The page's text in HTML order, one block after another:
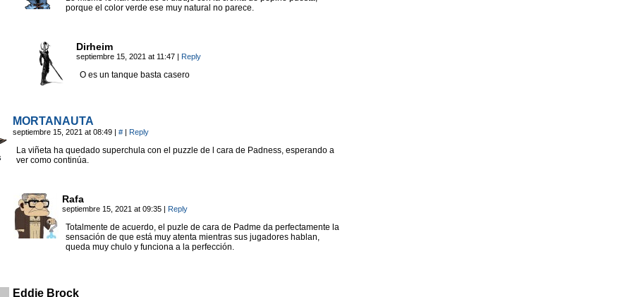
porque el color verde ese muy natural no parece.
Dirheim
septiembre 15, 2021 at 11:47 | Reply
O es un tanque basta casero
MORTANAUTA
septiembre 15, 2021 at 08:49 | # | Reply
La viñeta ha quedado superchula con el puzzle de l cara de Padness, esperando a
ver como continúa.
Rafa
septiembre 15, 2021 at 09:35 | Reply
Totalmente de acuerdo, el puzle de cara de Padme da perfectamente la
sensación de que está muy atenta mientras sus jugadores hablan,
queda muy chulo y funciona a la perfección.
Eddie Brock